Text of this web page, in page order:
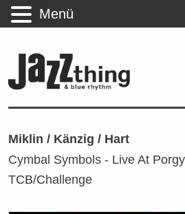
Miklin / Känzig / Hart
Cymbal Symbols - Live At
TCB/Challenge
Menü